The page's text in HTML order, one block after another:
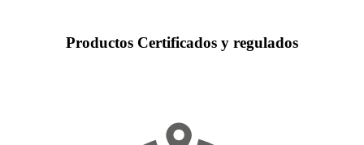
Productos Certificados y regulados